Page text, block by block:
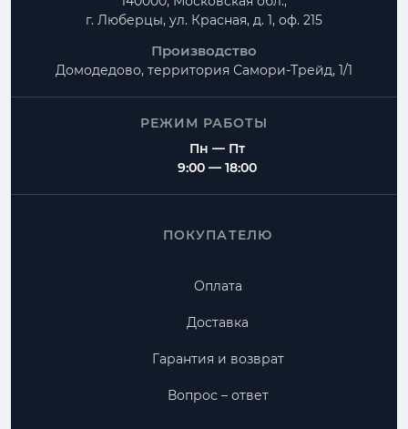
г. Люберцы, ул. Красная, д. 1, оф. 215
Производство
Домодедово, территория Самори-Трейд, 1/1
РЕЖИМ РАБОТЫ
Пн — Пт
9:00 — 18:00
ПОКУПАТЕЛЮ
Оплата
Доставка
Гарантия и возврат
Вопрос – ответ